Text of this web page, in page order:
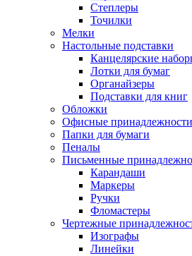
Степлеры
Точилки
Мелки
Настольные подставки
Канцелярские
Лотки для бумаг
Органайзеры
Подставки для книг
Обложки
Офисные принадлежности
Папки для бумаги
Пеналы
Письменные
Карандаши
Маркеры
Ручки
Фломастеры
Чертежные
Изографы
Линейки